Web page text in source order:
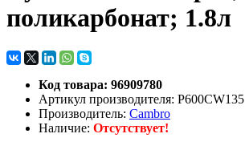
поликарбонат; 1.8л
Код товара: 96909780
Артикул производителя: P600CW135
Производитель: Cambro
Наличие: Отсутствует!